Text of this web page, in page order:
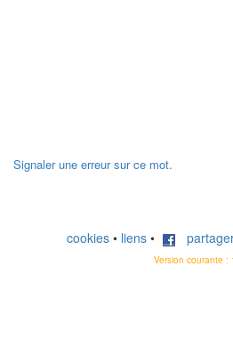
Signaler une erreur sur ce mot.
cookies • liens •
Version courante :